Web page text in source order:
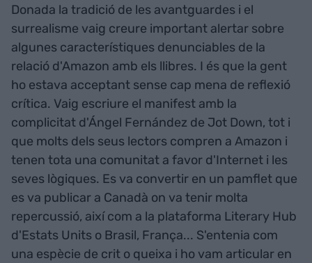
Donada la tradició de les avantguardes i el
surrealisme vaig creure important alertar sobre
algunes característiques denunciables de la
relació d'Amazon amb els llibres. I és que la gent
ho estava acceptant sense cap mena de reflexió
crítica. Vaig escriure el manifest amb la
complicitat d'Ángel Fernández de Jot Down, tot i
que molts dels seus lectors compren a Amazon i
tenen tota una comunitat a favor d'Internet i les
seves lògiques. Es va convertir en un pamflet que
es va publicar a Canadà on va tenir molta
repercussió, així com a la plataforma Literary Hub
d'Estats Units o Brasil, França... S'entenia com
una espècie de crit o queixa i ho vam articular en